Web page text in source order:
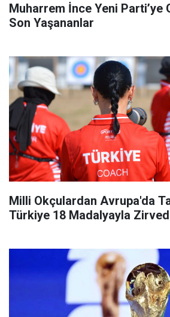
Muharrem İnce Yeni Parti’ye
Son Yaşananlar
Milli Okçulardan Avrupa'da
Türkiye 18 Madalyayla